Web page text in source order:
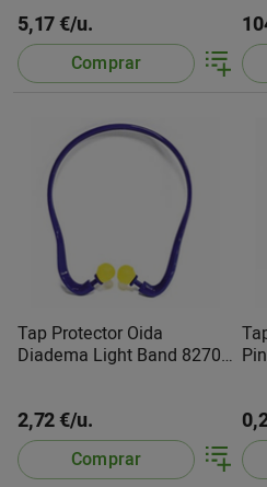
5,17 €/u.
Comprar
Tap Protector Oida
Diadema Light Band 82700
2,72 €/u.
Comprar